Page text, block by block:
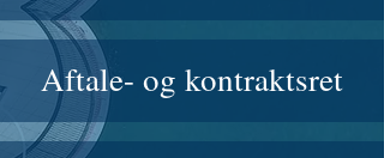
Aftale- og kontraktsret